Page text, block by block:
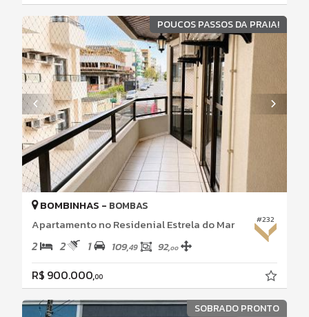
POUCOS PASSOS DA PRAIA!
#232
BOMBINHAS - BOMBAS
Apartamento no Residenial Estrela do Mar
2 2 1 109,49 92,00
R$ 900.000,00
SOBRADO PRONTO